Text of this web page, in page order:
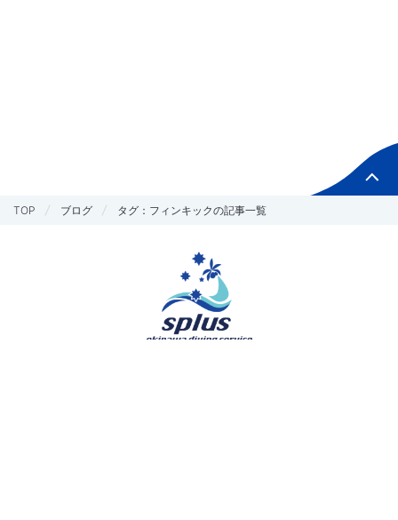
TOP ブログ タグ：フィンキックの記事一覧